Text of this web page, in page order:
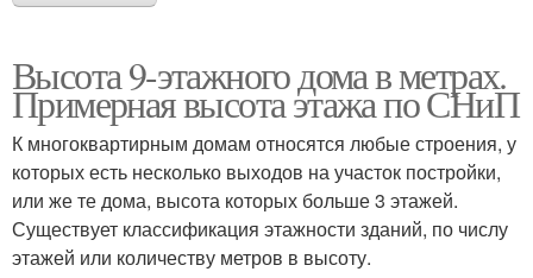
Высота 9-этажного дома в метрах.
Примерная высота этажа по СНиП
К многоквартирным домам относятся любые строения, у
которых есть несколько выходов на участок постройки,
или же те дома, высота которых больше 3 этажей.
Существует классификация этажности зданий, по числу
этажей или количеству метров в высоту.